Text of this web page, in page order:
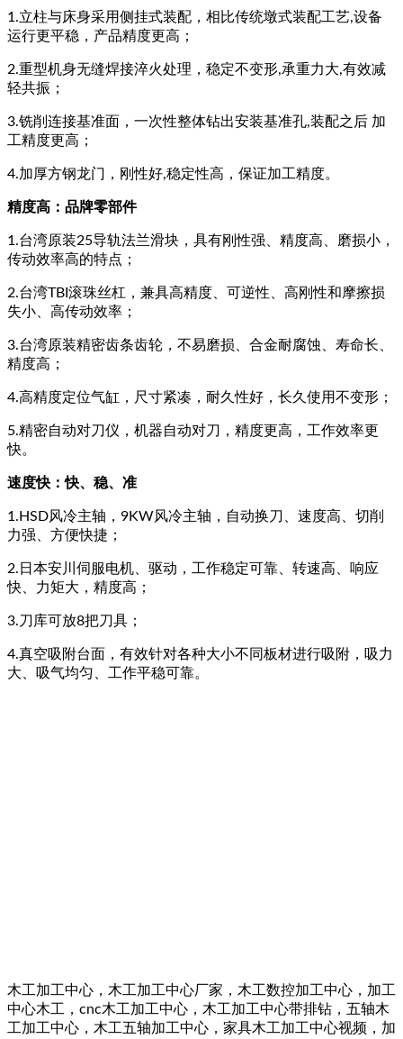
1.立柱与床身采用侧挂式装配，相比传统墩式装配工艺,设备
运行更平稳，产品精度更高；
2.重型机身无缝焊接淬火处理，稳定不变形,承重力大,有效减
轻共振；
3.铣削连接基准面，一次性整体钻出安装基准孔,装配之后 加
工精度更高；
4.加厚方钢龙门，刚性好,稳定性高，保证加工精度。
精度高：品牌零部件
1.台湾原装25导轨法兰滑块，具有刚性强、精度高、磨损小，
传动效率高的特点；
2.台湾TBI滚珠丝杠，兼具高精度、可逆性、高刚性和摩擦损
失小、高传动效率；
3.台湾原装精密齿条齿轮，不易磨损、合金耐腐蚀、寿命长、
精度高；
4.高精度定位气缸，尺寸紧凑，耐久性好，长久使用不变形；
5.精密自动对刀仪，机器自动对刀，精度更高，工作效率更
快。
速度快：快、稳、准
1.HSD风冷主轴，9KW风冷主轴，自动换刀、速度高、切削
力强、方便快捷；
2.日本安川伺服电机、驱动，工作稳定可靠、转速高、响应
快、力矩大，精度高；
3.刀库可放8把刀具；
4.真空吸附台面，有效针对各种大小不同板材进行吸附，吸力
大、吸气均匀、工作平稳可靠。
木工加工中心，木工加工中心厂家，木工数控加工中心，加工
中心木工，cnc木工加工中心，木工加工中心带排钻，五轴木
工加工中心，木工五轴加工中心，家具木工加工中心视频，加